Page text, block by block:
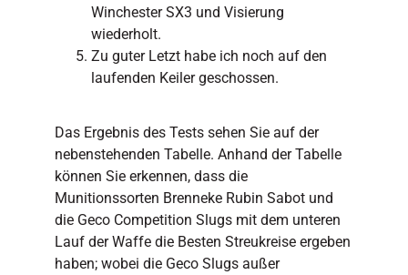
Winchester SX3 und Visierung
wiederholt.
Zu guter Letzt habe ich noch auf den
laufenden Keiler geschossen.
Das Ergebnis des Tests sehen Sie auf der
nebenstehenden Tabelle. Anhand der Tabelle
können Sie erkennen, dass die
Munitionssorten Brenneke Rubin Sabot und
die Geco Competition Slugs mit dem unteren
Lauf der Waffe die Besten Streukreise ergeben
haben; wobei die Geco Slugs außer